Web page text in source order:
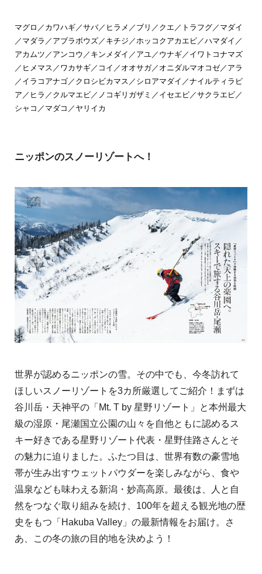
マグロ／カワハギ／サバ／ヒラメ／ブリ／クエ／トラフグ／マダイ
／マダラ／アブラボウズ／キチジ／ホッコクアカエビ／ハマダイ／
アカムツ／アンコウ／キンメダイ／アユ／ウナギ／イワトコナマズ
／ヒメマス／ワカサギ／コイ／オオサガ／オニダルマオコゼ／アラ
／イラコアナゴ／クロシビカマス／シロアマダイ／ナイルティラピ
ア／ヒラ／クルマエビ／ノコギリガザミ／イセエビ／サクラエビ／
シャコ／マダコ／ヤリイカ
ニッポンのスノーリゾートへ！
世界が認めるニッポンの雪。その中でも、今冬訪れて
ほしいスノーリゾートを3カ所厳選してご紹介！まずは
谷川岳・天神平の「Mt. T by 星野リゾート」と本州最大
級の湿原・尾瀬国立公園の山々を自他ともに認めるス
キー好きである星野リゾート代表・星野佳路さんとそ
の魅力に迫りました。ふたつ目は、世界有数の豪雪地
帯が生み出すウェットパウダーを楽しみながら、食や
温泉なども味わえる新潟・妙高高原。最後は、人と自
然をつなぐ取り組みを続け、100年を超える観光地の歴
史をもつ「Hakuba Valley」の最新情報をお届け。さ
あ、この冬の旅の目的地を決めよう！